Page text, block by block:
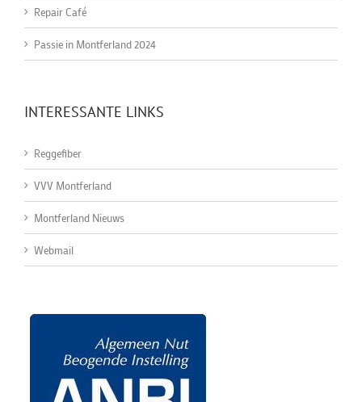
Repair Café
Passie in Montferland 2024
INTERESSANTE LINKS
Reggefiber
VVV Montferland
Montferland Nieuws
Webmail